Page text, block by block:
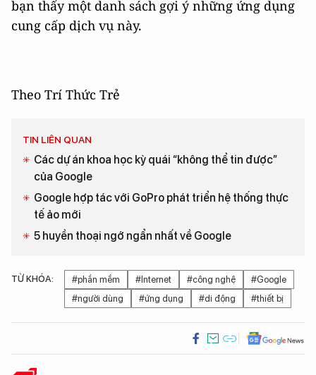
bạn thấy một danh sách gợi ý những ứng dụng
cung cấp dịch vụ này.
Theo Trí Thức Trẻ
TIN LIÊN QUAN
Các dự án khoa học kỳ quái “không thể tin được”
của Google
Google hợp tác với GoPro phát triển hệ thống thực
tế ảo mới
5 huyền thoại ngớ ngẩn nhất về Google
TỪ KHÓA: #phần mềm #Internet #công nghệ
#Google
#người dùng
#ứng dụng #di động #thiết bị